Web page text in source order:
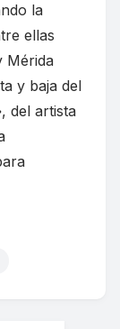
la
ellas
Mérida
y baja del
del artista